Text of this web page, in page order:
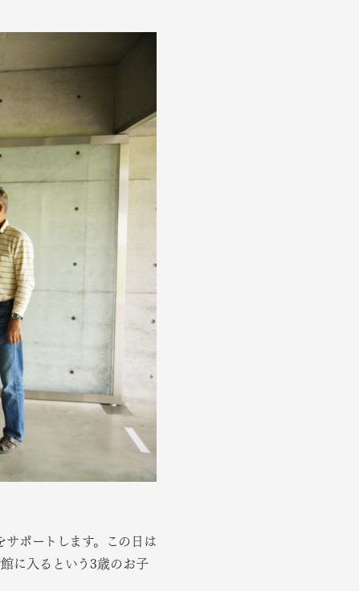
ポートします。この日は
に入るという3歳のお子